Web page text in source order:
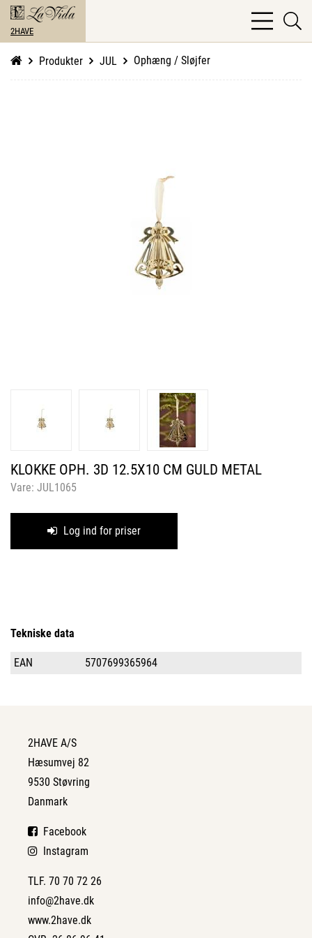
2HAVE
bars
light
Produkter JUL Ophæng / Sløjfer
KLOKKE OPH. 3D 12.5X10 CM GULD METAL
Vare: JUL1065
Log ind for priser
Tekniske data
EAN 5707699365964
2HAVE A/S
Hæsumvej 82
9530 Støvring
Danmark
Facebook
Instagram
TLF. 70 70 72 26
info@2have.dk
www.2have.dk